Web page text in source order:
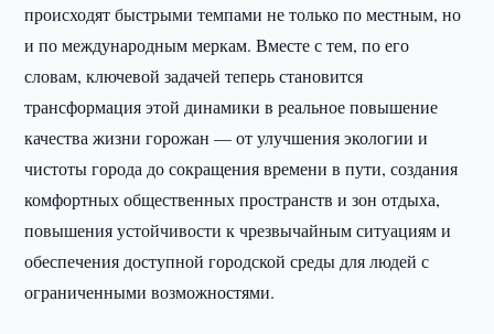
происходят быстрыми темпами не только по местным, но
и по международным меркам. Вместе с тем, по его
словам, ключевой задачей теперь становится
трансформация этой динамики в реальное повышение
качества жизни горожан — от улучшения экологии и
чистоты города до сокращения времени в пути, создания
комфортных общественных пространств и зон отдыха,
повышения устойчивости к чрезвычайным ситуациям и
обеспечения доступной городской среды для людей с
ограниченными возможностями.